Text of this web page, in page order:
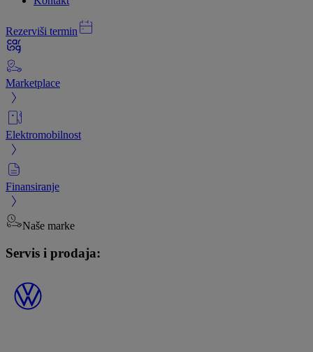
Rezerviši termin
Marketplace
Elektromobilnost
Finansiranje
Naše marke
Servis i prodaja: